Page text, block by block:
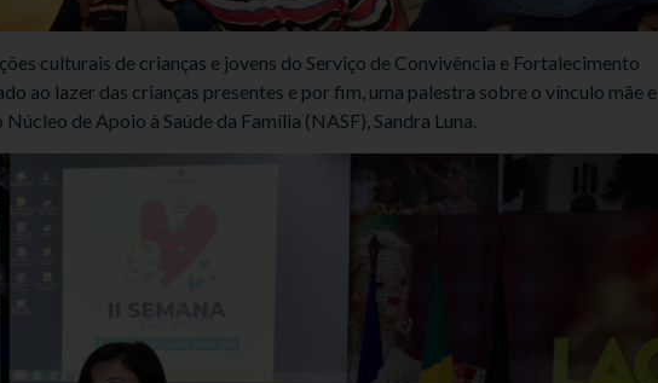
culturais de crianças e jovens do Serviço de Convivência e Fortalecimento
ao lazer das crianças presentes e por fim, uma palestra sobre o vínculo mãe e
de Apoio à Saúde da Família (NASF), Sandra Luna.